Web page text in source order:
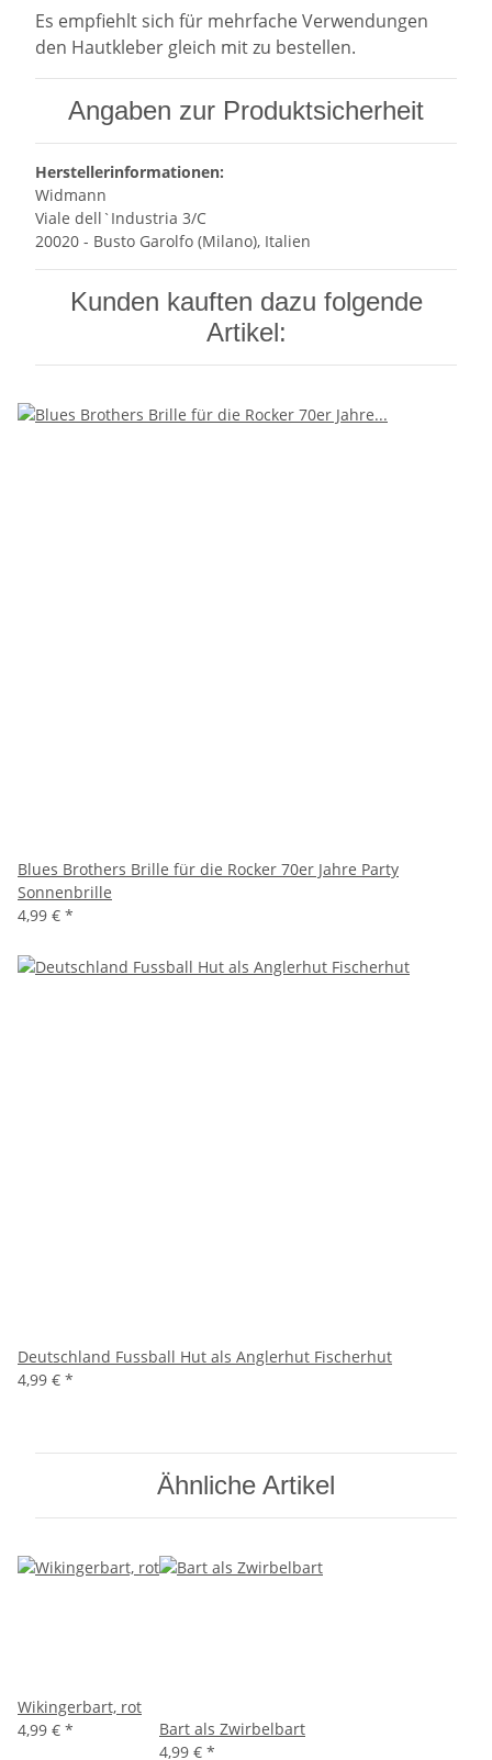
Es empfiehlt sich für mehrfache Verwendungen
den Hautkleber gleich mit zu bestellen.
Angaben zur Produktsicherheit
Herstellerinformationen:
Widmann
Viale dell`Industria 3/C
20020 - Busto Garolfo (Milano), Italien
Kunden kauften dazu folgende
Artikel:
Blues Brothers Brille für die Rocker 70er Jahre Party
Sonnenbrille
4,99 € *
Deutschland Fussball Hut als Anglerhut Fischerhut
4,99 € *
Ähnliche Artikel
Wikingerbart, rot
4,99 € *
Bart als Zwirbelbart
4,99 € *